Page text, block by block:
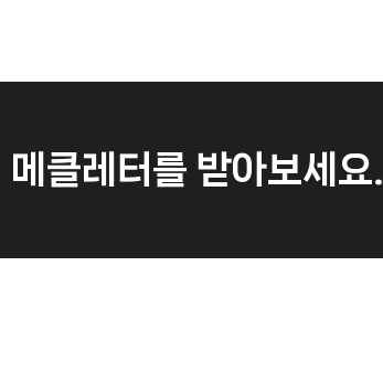
메클레터를 받아보세요.